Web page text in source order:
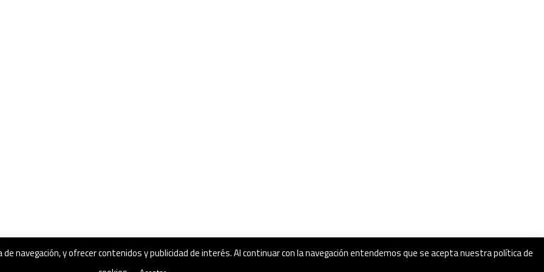
navegación, y ofrecer contenidos y publicidad de interés. Al continuar con la navegación entendemos que se acepta nuestra política de